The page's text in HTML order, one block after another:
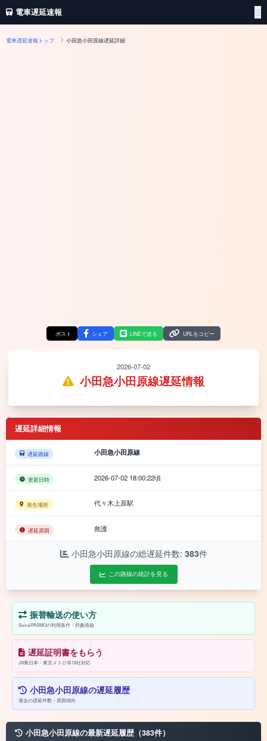
電車遅延速報
電車遅延速報トップ 小田急小田原線遅延詳細
ポスト シェア LINEで送る URLをコピー
2026-07-02
小田急小田原線遅延情報
遅延詳細情報
遅延路線 小田急小田原線
更新日時 2026-07-02 18:00:22頃
発生場所 代々木上原駅
遅延原因 救護
小田急小田原線の総遅延件数: 383件
この路線の統計を見る
振替輸送の使い方
Suica/PASMOの利用条件・対象路線
遅延証明書をもらう
JR東日本・東京メトロ等18社対応
小田急小田原線の遅延履歴
過去の遅延件数・原因傾向
小田急小田原線の最新遅延履歴（383件）